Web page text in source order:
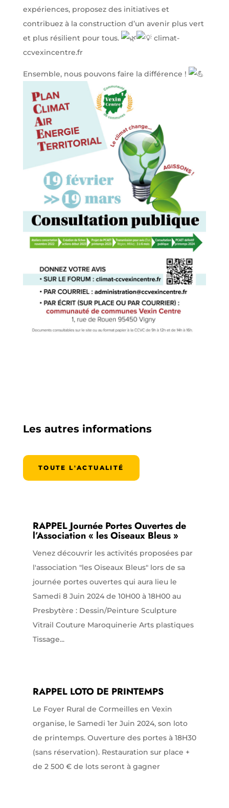
expériences, proposez des initiatives et
contribuez à la construction d’un avenir plus vert
et plus résilient pour tous.
climat-
ccvexincentre.fr
Ensemble, nous pouvons faire la différence !
Les autres informations
TOUTE L'ACTUALITÉ
RAPPEL Journée Portes Ouvertes de
l’Association « les Oiseaux Bleus »
Venez découvrir les activités proposées par
l'association "les Oiseaux Bleus" lors de sa
journée portes ouvertes qui aura lieu le
Samedi 8 Juin 2024 de 10H00 à 18H00 au
Presbytère : Dessin/Peinture Sculpture
Vitrail Couture Maroquinerie Arts plastiques
Tissage...
RAPPEL LOTO DE PRINTEMPS
Le Foyer Rural de Cormeilles en Vexin
organise, le Samedi 1er Juin 2024, son loto
de printemps. Ouverture des portes à 18H30
(sans réservation). Restauration sur place +
de 2 500 € de lots seront à gagner